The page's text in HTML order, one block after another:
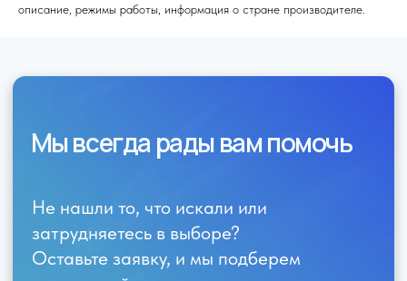
описание, режимы работы, информация о стране производителе.